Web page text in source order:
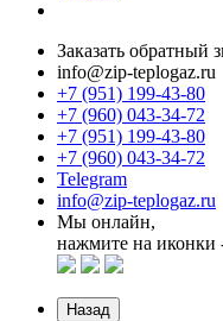
Заказать обратный
info@zip-teplogaz.ru
+7 (951) 199-43-80
+7 (960) 043-34-72
+7 (951) 199-43-80
+7 (960) 043-34-72
Telegram
info@zip-teplogaz.ru
Мы онлайн,
нажмите на иконки
Назад